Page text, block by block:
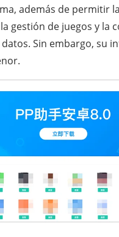
además de permitir
gestión de juegos y la
Sin embargo, su